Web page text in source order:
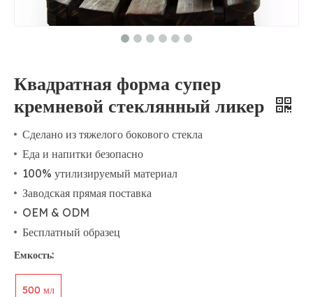
Квадратная форма супер
кремневой стеклянный ликер
Сделано из тяжелого бокового стекла
Еда и напитки безопасно
100% утилизируемый материал
Заводская прямая поставка
OEM & ODM
Бесплатный образец
Емкость:
500 мл